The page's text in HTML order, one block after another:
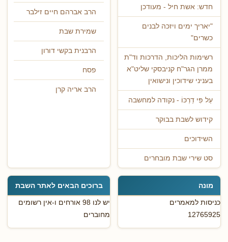
חדש: אשת חיל - מעודכן
"יאריך ימים ויזכה לבנים
כשרים"
רשימות הליכות, הדרכות וד"ת
ממרן הגר"ח קניבסקי שליט"א
בעניני שידוכין ונישואין
עַל פִּי דַרְכּוֹ - נקודה למחשבה
קידוש לשבת בבוקר
השידוכים
סט שירי שבת מובחרים
הרב אברהם חיים זילבר
שמירת שבת
הרבנית בקשי דורון
פסח
הרב אריה קרן
מונה
כניסות למאמרים
12765925
ברוכים הבאים לאתר השבת
יש לנו 98 אורחים ו-אין רשומים
מחוברים